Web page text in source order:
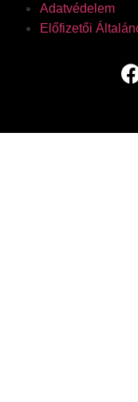
Adatvédelem
Előfizetői